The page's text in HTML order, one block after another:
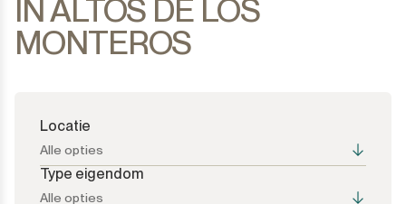
IN ALTOS DE LOS
MONTEROS
Locatie
Alle opties
Type eigendom
Alle opties